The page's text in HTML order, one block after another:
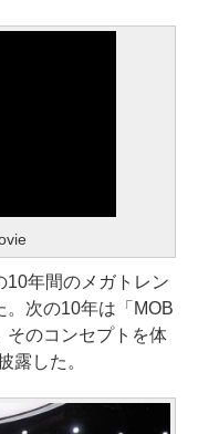
10年間のメガトレン
。次の10年は「MOB
そのコンセプトを体
露した。